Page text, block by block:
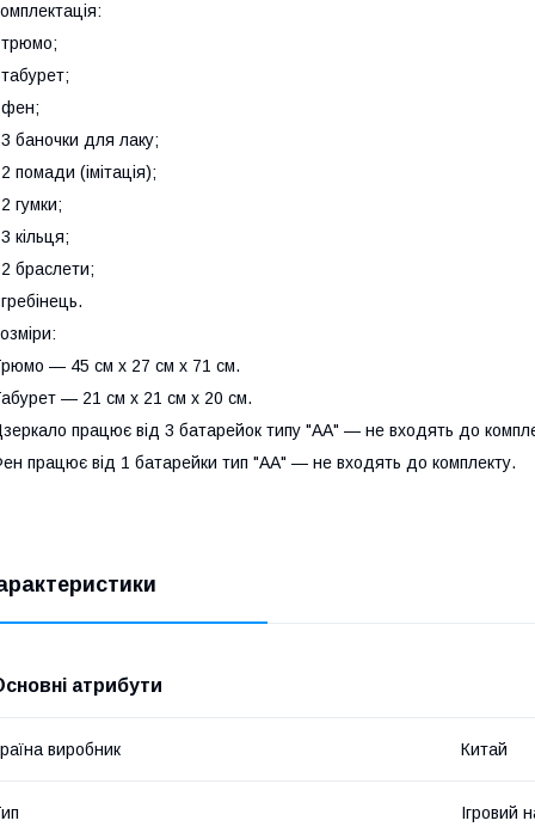
баночки для лаку;
помади (імітація);
гумки;
кільця;
браслети;
— 45 см х 27 см х 71 см.
— 21 см х 21 см х 20 см.
працює від 3 батарейок типу "АА" — не входять до
працює від 1 батарейки тип "АА" — не входять до комплекту.
атрибути
виробник Китай
Ігровий